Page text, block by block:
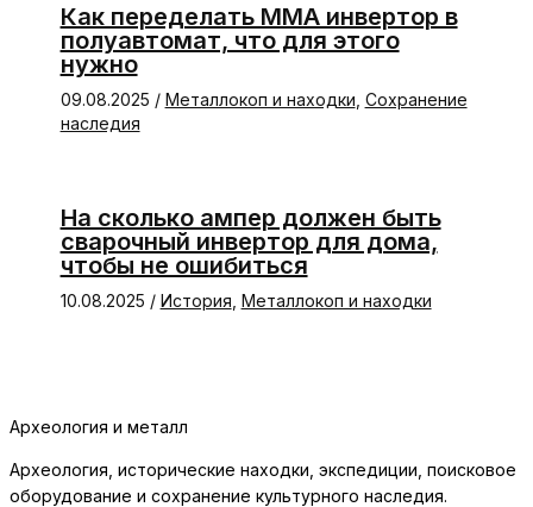
Как переделать ММА инвертор в
полуавтомат, что для этого
нужно
09.08.2025 / Металлокоп и находки Сохранение
наследия
На сколько ампер должен быть
сварочный инвертор для дома,
чтобы не ошибиться
10.08.2025 / История Металлокоп и находки
Археология и металл
Археология, исторические находки, экспедиции, поисковое
оборудование и сохранение культурного наследия.